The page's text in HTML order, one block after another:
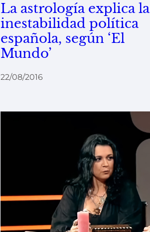
La astrología explica la
inestabilidad política
española, según ‘El
Mundo’
22/08/2016